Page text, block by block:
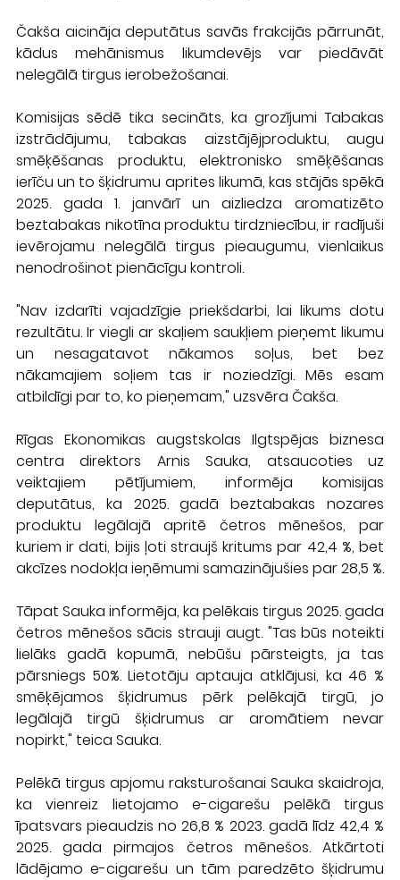
Čakša aicināja deputātus savās frakcijās pārrunāt,
kādus mehānismus likumdevējs var piedāvāt
nelegālā tirgus ierobežošanai.
Komisijas sēdē tika secināts, ka grozījumi Tabakas
izstrādājumu, tabakas aizstājējproduktu, augu
smēķēšanas produktu, elektronisko smēķēšanas
ierīču un to šķidrumu aprites likumā, kas stājās spēkā
2025. gada 1. janvārī un aizliedza aromatizēto
beztabakas nikotīna produktu tirdzniecību, ir radījuši
ievērojamu nelegālā tirgus pieaugumu, vienlaikus
nenodrošinot pienācīgu kontroli.
"Nav izdarīti vajadzīgie priekšdarbi, lai likums dotu
rezultātu. Ir viegli ar skaļiem saukļiem pieņemt likumu
un nesagatavot nākamos soļus, bet bez
nākamajiem soļiem tas ir noziedzīgi. Mēs esam
atbildīgi par to, ko pieņemam," uzsvēra Čakša.
Rīgas Ekonomikas augstskolas Ilgtspējas biznesa
centra direktors Arnis Sauka, atsaucoties uz
veiktajiem pētījumiem, informēja komisijas
deputātus, ka 2025. gadā beztabakas nozares
produktu legālajā apritē četros mēnešos, par
kuriem ir dati, bijis ļoti straujš kritums par 42,4 %, bet
akcīzes nodokļa ieņēmumi samazinājušies par 28,5 %.
Tāpat Sauka informēja, ka pelēkais tirgus 2025. gada
četros mēnešos sācis strauji augt. "Tas būs noteikti
lielāks gadā kopumā, nebūšu pārsteigts, ja tas
pārsniegs 50%. Lietotāju aptauja atklājusi, ka 46 %
smēķējamos šķidrumus pērk pelēkajā tirgū, jo
legālajā tirgū šķidrumus ar aromātiem nevar
nopirkt," teica Sauka.
Pelēkā tirgus apjomu raksturošanai Sauka skaidroja,
ka vienreiz lietojamo e-cigarešu pelēkā tirgus
īpatsvars pieaudzis no 26,8 % 2023. gadā līdz 42,4 %
2025. gada pirmajos četros mēnešos. Atkārtoti
lādējamo e-cigarešu un tām paredzēto šķidrumu